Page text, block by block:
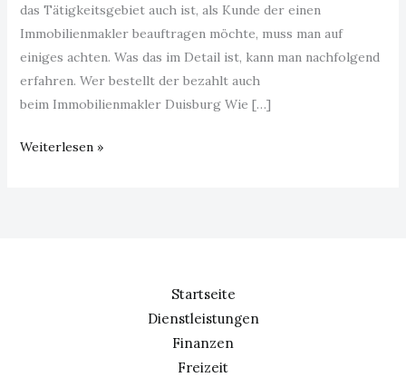
das Tätigkeitsgebiet auch ist, als Kunde der einen
Immobilienmakler beauftragen möchte, muss man auf
einiges achten. Was das im Detail ist, kann man nachfolgend
erfahren. Wer bestellt der bezahlt auch
beim Immobilienmakler Duisburg Wie […]
Weiterlesen »
Startseite
Dienstleistungen
Finanzen
Freizeit